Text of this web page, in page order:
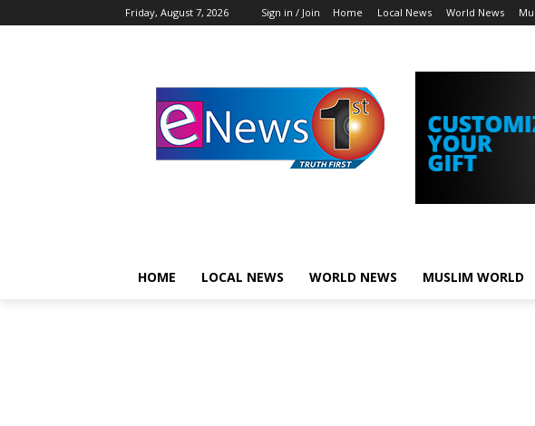
Friday, August 7, 2026 Sign in / Join Home Local News World News
HOME LOCAL NEWS WORLD NEWS MUSLIM WORLD